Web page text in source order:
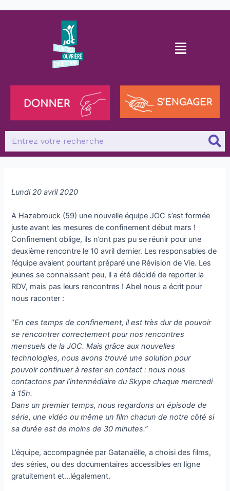
Lundi 20 avril 2020
A Hazebrouck (59) une nouvelle équipe JOC s’est formée
juste avant les mesures de confinement début mars !
Confinement oblige, ils n’ont pas pu se réunir pour une
deuxième rencontre le 10 avril dernier. Les responsables de
l’équipe avaient pourtant préparé une Révision de Vie. Les
jeunes se connaissant peu, il a été décidé de reporter la
RDV, mais pas leurs rencontres ! Abel nous a écrit pour
nous raconter :
“En ces temps de confinement, il est très dur de pouvoir
se rencontrer correctement pour nos rencontres
mensuels de la JOC. Mais grâce aux nouvelles
technologies, nous avons trouvé une solution pour
pouvoir continuer à rester en contact : nous nous
contactons par l’intermédiaire du Skype chaque mercredi
à 15h.
Dans un premier temps, nous regardons un épisode de
série, une vidéo ou même un film chacun de notre côté si
sa durée est de moins de 30 minutes.”
L’équipe, accompagnée par Gatanaëlle, a choisi des films,
des séries, ou des documentaires accessibles en ligne
gratuitement et…légalement.